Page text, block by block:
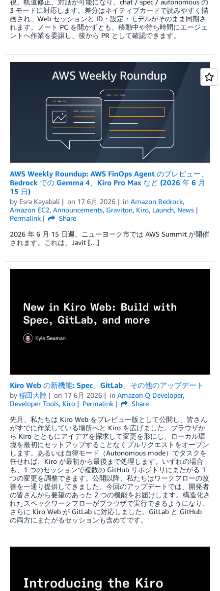
視、軌道修正、対話が可能になり、chat / spec / autonomous の
3 モードに対応します。差分はネイティブカードで読みやすく描
画され、Web セッションと ID・設定・モデルがそのまま同期さ
れます。ノート PC を開かずとも、移動中や待ち時間にエージェ
ントへ作業を委譲し、後から PR として確認できます。
AWS Weekly Roundup: AWS FinOps Agent のプレビュー、
Bedrock での Gemma 4、Kiro Pro Max など (2026 年 6 月
15 日)
by Esra Kayabali on 17 6月 2026 in Amazon Bedrock,
Amazon EC2, Announcements, Graviton, Kiro, Launch, News
Permalink
Share
2026 年 6 月 15 日週、ニューヨーク市では AWS Summit が開催
されます。これは、Javit […]
Kiro Web の新機能: Spec、GitLab、その他のアップデート
by 稲田大陸 on 17 6月 2026 in Amazon Q Developer,
Developer Tools, Kiro Permalink
Share
先月、私たちは Kiro Web をプレビュー版として公開し、皆さん
がすでに作業している場所へと Kiro を広げました。ブラウザか
ら Kiro とともにアイデアを探求して変更を形にし、ローカル環
境を最初にセットアップすることなくプルリクエストをオープン
します。あるいは自律モード（Autonomous mode）でタスクを
任せれば、Kiro が最初から最後まで処理します。いずれの場合
も、1 つのセッションで複数の GitHub リポジトリにまたがる 1
つの変更を調整できます。公開以降、私たちはワークフローの改
善を一通り提供してきました。今回のアップデートでは、開発者
の皆さんから要望のあった 2 つの機能をお届けします。構造化さ
れたスペックワークフローがブラウザで実行できるようになり、
さらに Kiro Web が GitLab に対応しました。GitLab と GitHub
の両方にまたがるセッションも含めてです。